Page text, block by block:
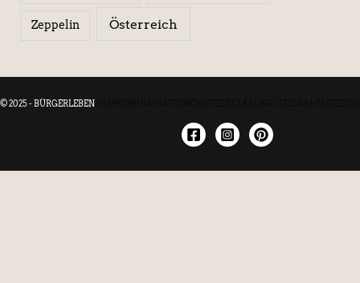
Zeppelin Österreich
© 2025 - BÜRGERLEBEN